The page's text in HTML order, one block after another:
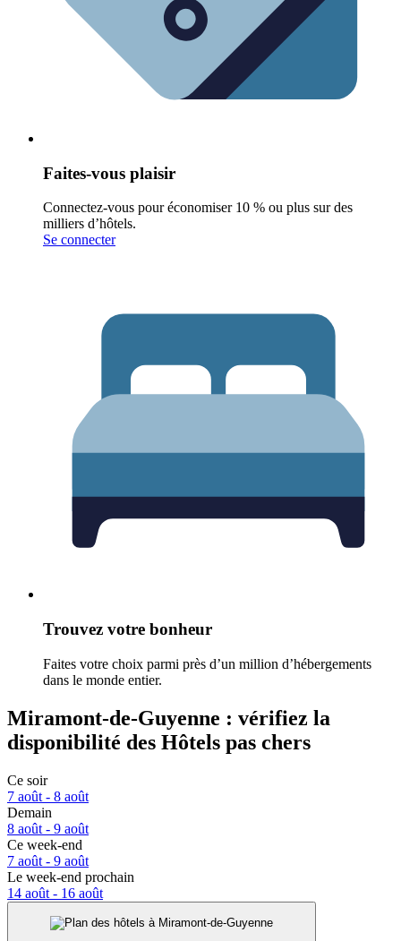
Faites-vous plaisir
Connectez-vous pour économiser 10 % ou plus sur des
milliers d’hôtels.
Se connecter
Trouvez votre bonheur
Faites votre choix parmi près d’un million d’hébergements
dans le monde entier.
Miramont-de-Guyenne : vérifiez la
disponibilité des Hôtels pas chers
Ce soir
7 août - 8 août
Demain
8 août - 9 août
Ce week-end
7 août - 9 août
Le week-end prochain
14 août - 16 août